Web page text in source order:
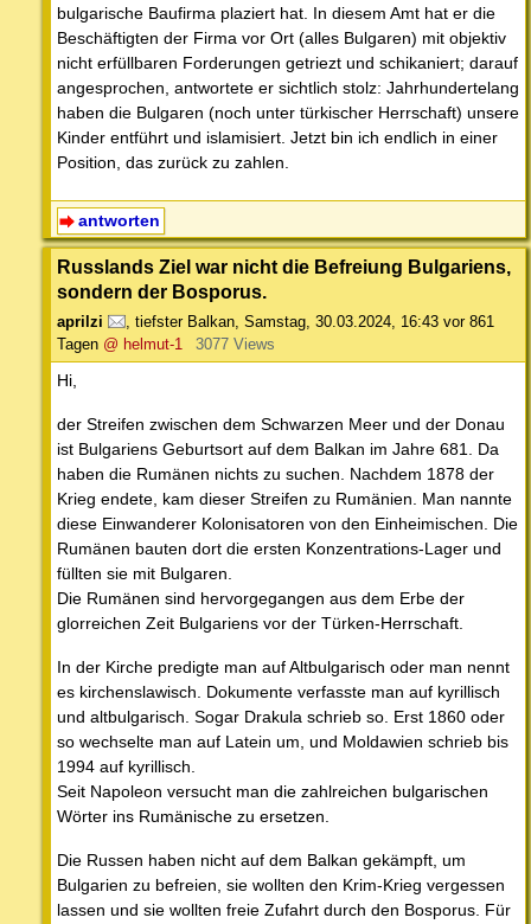
bulgarische Baufirma plaziert hat. In diesem Amt hat er die
Beschäftigten der Firma vor Ort (alles Bulgaren) mit objektiv
nicht erfüllbaren Forderungen getriezt und schikaniert; darauf
angesprochen, antwortete er sichtlich stolz: Jahrhundertelang
haben die Bulgaren (noch unter türkischer Herrschaft) unsere
Kinder entführt und islamisiert. Jetzt bin ich endlich in einer
Position, das zurück zu zahlen.
antworten
Russlands Ziel war nicht die Befreiung Bulgariens,
sondern der Bosporus.
aprilzi , tiefster Balkan, Samstag, 30.03.2024, 16:43 vor 861
Tagen @ helmut-1 3077 Views
Hi,
der Streifen zwischen dem Schwarzen Meer und der Donau
ist Bulgariens Geburtsort auf dem Balkan im Jahre 681. Da
haben die Rumänen nichts zu suchen. Nachdem 1878 der
Krieg endete, kam dieser Streifen zu Rumänien. Man nannte
diese Einwanderer Kolonisatoren von den Einheimischen. Die
Rumänen bauten dort die ersten Konzentrations-Lager und
füllten sie mit Bulgaren.
Die Rumänen sind hervorgegangen aus dem Erbe der
glorreichen Zeit Bulgariens vor der Türken-Herrschaft.
In der Kirche predigte man auf Altbulgarisch oder man nennt
es kirchenslawisch. Dokumente verfasste man auf kyrillisch
und altbulgarisch. Sogar Drakula schrieb so. Erst 1860 oder
so wechselte man auf Latein um, und Moldawien schrieb bis
1994 auf kyrillisch.
Seit Napoleon versucht man die zahlreichen bulgarischen
Wörter ins Rumänische zu ersetzen.
Die Russen haben nicht auf dem Balkan gekämpft, um
Bulgarien zu befreien, sie wollten den Krim-Krieg vergessen
lassen und sie wollten freie Zufahrt durch den Bosporus. Für